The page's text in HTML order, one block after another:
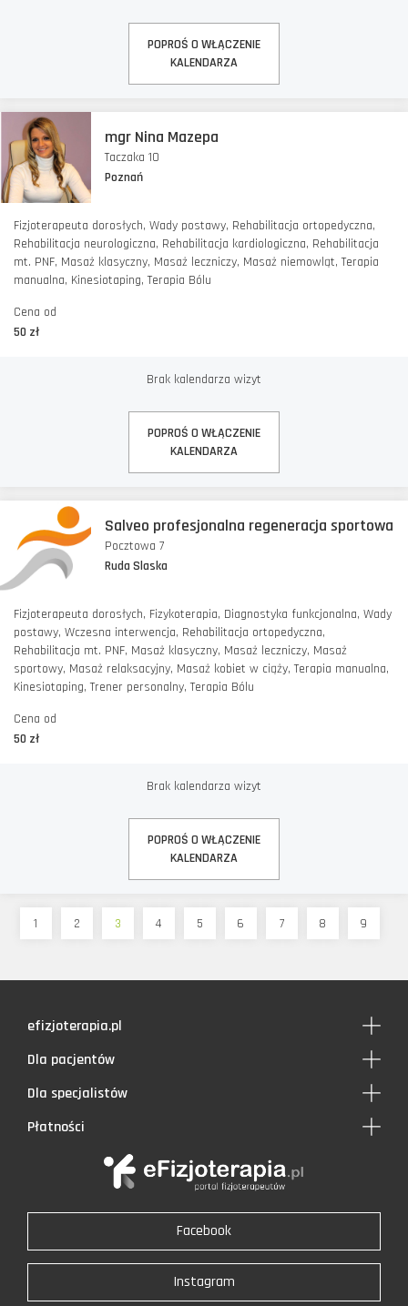
POPROŚ O WŁĄCZENIE
KALENDARZA
mgr Nina Mazepa
Taczaka 10
Poznań
Fizjoterapeuta dorosłych, Wady postawy, Rehabilitacja ortopedyczna,
Rehabilitacja neurologiczna, Rehabilitacja kardiologiczna, Rehabilitacja
mt. PNF, Masaż klasyczny, Masaż leczniczy, Masaż niemowląt, Terapia
manualna, Kinesiotaping, Terapia Bólu
Cena od
50 zł
Brak kalendarza wizyt
POPROŚ O WŁĄCZENIE
KALENDARZA
Salveo profesjonalna regeneracja sportowa
Pocztowa 7
Ruda Slaska
Fizjoterapeuta dorosłych, Fizykoterapia, Diagnostyka funkcjonalna, Wady
postawy, Wczesna interwencja, Rehabilitacja ortopedyczna,
Rehabilitacja mt. PNF, Masaż klasyczny, Masaż leczniczy, Masaż
sportowy, Masaż relaksacyjny, Masaż kobiet w ciąży, Terapia manualna,
Kinesiotaping, Trener personalny, Terapia Bólu
Cena od
50 zł
Brak kalendarza wizyt
POPROŚ O WŁĄCZENIE
KALENDARZA
1 2 3 4 5 6 7 8 9
efizjoterapia.pl
Dla pacjentów
Dla specjalistów
Płatności
Facebook
Instagram